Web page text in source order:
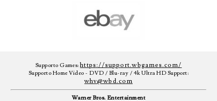
Supporto Games:https://support.wbgames.com/
Supporto Home Video - DVD / Blu-ray / 4k Ultra HD Support:
whv@wbd.com
Warner Bros. Entertainment